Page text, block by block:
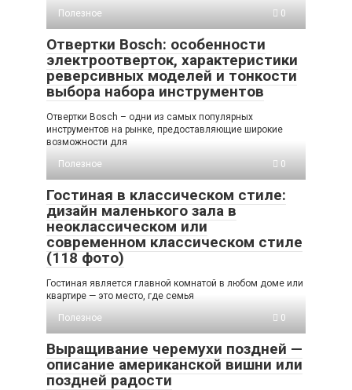
Полезное
0
Отвертки Bosch: особенности
электроотверток, характеристики
реверсивных моделей и тонкости
выбора набора инструментов
Отвертки Bosch – одни из самых популярных
инструментов на рынке, предоставляющие широкие
возможности для
Полезное
0
Гостиная в классическом стиле:
дизайн маленького зала в
неоклассическом или
современном классическом стиле
(118 фото)
Гостиная является главной комнатой в любом доме или
квартире — это место, где семья
Полезное
0
Выращивание черемухи поздней —
описание американской вишни или
поздней радости